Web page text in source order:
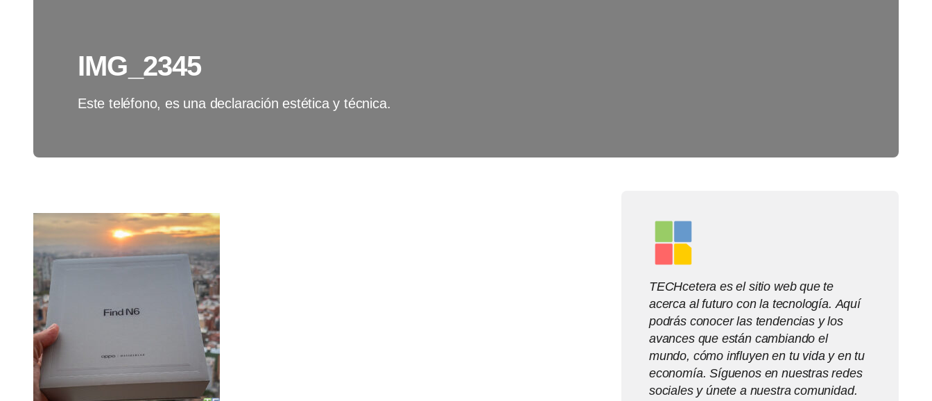
IMG_2345
Este teléfono, es una declaración estética y técnica.
TECHcetera es el sitio web que te
acerca al futuro con la tecnología. Aquí
podrás conocer las tendencias y los
avances que están cambiando el
mundo, cómo influyen en tu vida y en tu
economía. Síguenos en nuestras redes
sociales y únete a nuestra comunidad.